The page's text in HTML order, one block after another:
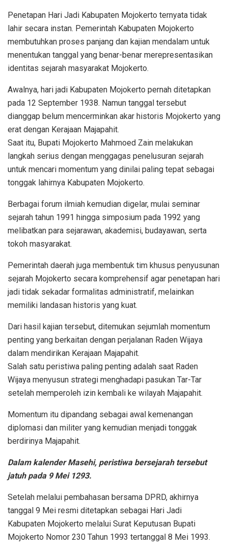
Penetapan Hari Jadi Kabupaten Mojokerto ternyata tidak
lahir secara instan. Pemerintah Kabupaten Mojokerto
membutuhkan proses panjang dan kajian mendalam untuk
menentukan tanggal yang benar-benar merepresentasikan
identitas sejarah masyarakat Mojokerto.
Awalnya, hari jadi Kabupaten Mojokerto pernah ditetapkan
pada 12 September 1938. Namun tanggal tersebut
dianggap belum mencerminkan akar historis Mojokerto yang
erat dengan Kerajaan Majapahit.
Saat itu, Bupati Mojokerto Mahmoed Zain melakukan
langkah serius dengan menggagas penelusuran sejarah
untuk mencari momentum yang dinilai paling tepat sebagai
tonggak lahirnya Kabupaten Mojokerto.
Berbagai forum ilmiah kemudian digelar, mulai seminar
sejarah tahun 1991 hingga simposium pada 1992 yang
melibatkan para sejarawan, akademisi, budayawan, serta
tokoh masyarakat.
Pemerintah daerah juga membentuk tim khusus penyusunan
sejarah Mojokerto secara komprehensif agar penetapan hari
jadi tidak sekadar formalitas administratif, melainkan
memiliki landasan historis yang kuat.
Dari hasil kajian tersebut, ditemukan sejumlah momentum
penting yang berkaitan dengan perjalanan Raden Wijaya
dalam mendirikan Kerajaan Majapahit.
Salah satu peristiwa paling penting adalah saat Raden
Wijaya menyusun strategi menghadapi pasukan Tar-Tar
setelah memperoleh izin kembali ke wilayah Majapahit.
Momentum itu dipandang sebagai awal kemenangan
diplomasi dan militer yang kemudian menjadi tonggak
berdirinya Majapahit.
Dalam kalender Masehi, peristiwa bersejarah tersebut
jatuh pada 9 Mei 1293.
Setelah melalui pembahasan bersama DPRD, akhirnya
tanggal 9 Mei resmi ditetapkan sebagai Hari Jadi
Kabupaten Mojokerto melalui Surat Keputusan Bupati
Mojokerto Nomor 230 Tahun 1993 tertanggal 8 Mei 1993.